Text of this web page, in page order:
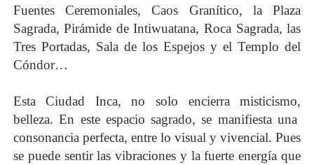
Fuentes Ceremoniales, Caos Granítico, la Plaza
Sagrada, Pirámide de Intiwuatana, Roca Sagrada, las
Tres Portadas, Sala de los Espejos y el Templo del
Cóndor…
Esta Ciudad Inca, no solo encierra misticismo,
belleza. En este espacio sagrado, se manifiesta una
consonancia perfecta, entre lo visual y vivencial. Pues
se puede sentir las vibraciones y la fuerte energía que